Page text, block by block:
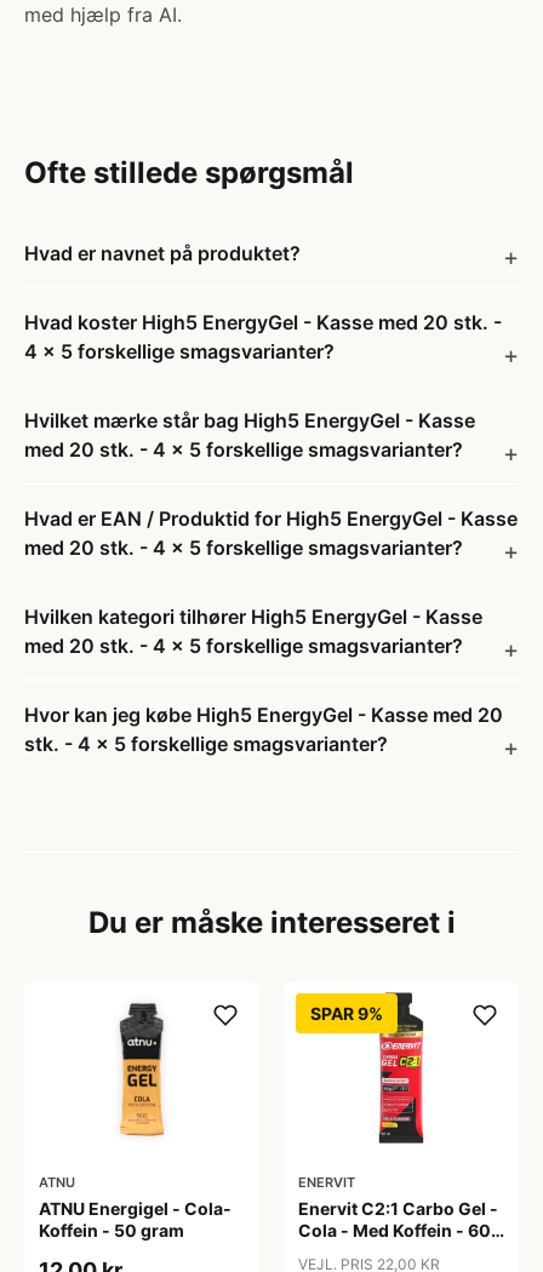
med hjælp fra AI.
Ofte stillede spørgsmål
Hvad er navnet på produktet?
Hvad koster High5 EnergyGel - Kasse med 20 stk. -
4 x 5 forskellige smagsvarianter?
Hvilket mærke står bag High5 EnergyGel - Kasse
med 20 stk. - 4 x 5 forskellige smagsvarianter?
Hvad er EAN / Produktid for High5 EnergyGel - Kasse
med 20 stk. - 4 x 5 forskellige smagsvarianter?
Hvilken kategori tilhører High5 EnergyGel - Kasse
med 20 stk. - 4 x 5 forskellige smagsvarianter?
Hvor kan jeg købe High5 EnergyGel - Kasse med 20
stk. - 4 x 5 forskellige smagsvarianter?
Du er måske interesseret i
ATNU
ATNU Energigel - Cola-
Koffein - 50 gram
SPAR 9%
ENERVIT
Enervit C2:1 Carbo Gel -
Cola - Med Koffein - 60
VEJL. PRIS 22,00 KR